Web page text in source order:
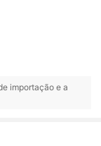
importação e a